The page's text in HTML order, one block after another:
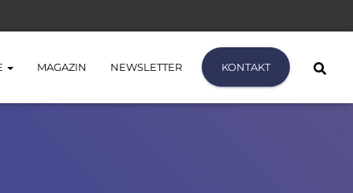
MAGAZIN NEWSLETTER KONTAKT